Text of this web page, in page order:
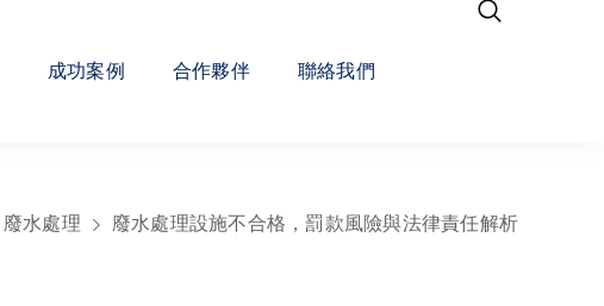
成功案例 合作夥伴 聯絡我們
廢水處理 廢水處理設施不合格，罰款風險與法律責任解析